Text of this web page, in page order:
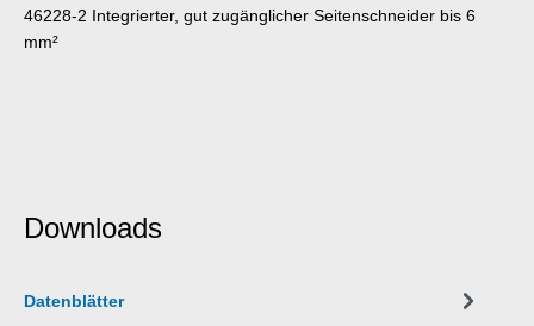
46228-2 Integrierter, gut zugänglicher Seitenschneider bis 6
mm²
Downloads
Datenblätter